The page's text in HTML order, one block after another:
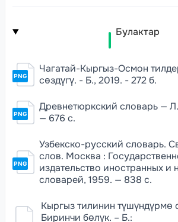
Булактар
PNG
Чагатай-Кыргыз-Осмон
сөздүгү. - Б., 2019. - 272 б.
PNG
Древнетюркский словарь —
— 676 с.
PNG
Узбекско-русский словарь.
слов. Москва :
издательство иностранных и
словарей, 1959. — 838 с.
Кыргыз тилинин түшүндүрмө
Биринчи бөлүк. – Б.: